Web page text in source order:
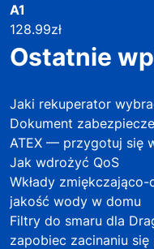
A1
128.99zł
Ostatnie
Jaki rekuperator
Dokument
ATEX — przygotuj się
Jak wdrożyć QoS
Wkłady
jakość wody w domu
Filtry do smaru dla
zapobiec zacinaniu się